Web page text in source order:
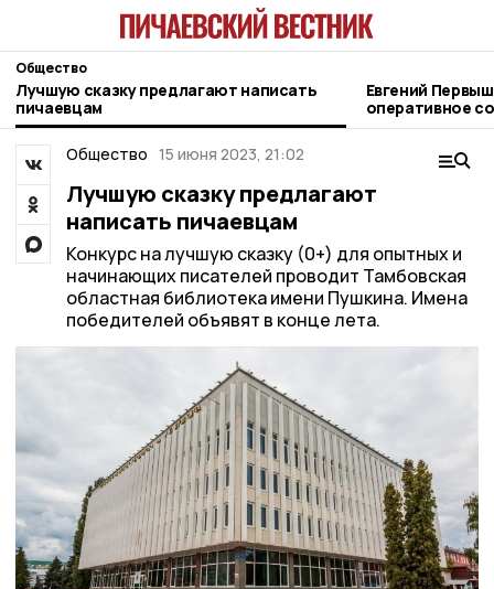
Общество
Лучшую сказку предлагают написать
пичаевцам
Евгений
оперативное
11 августа
Общество 15 июня 2023, 21:02
Лучшую сказку предлагают
написать пичаевцам
Конкурс на лучшую сказку (0+) для опытных и
начинающих писателей проводит Тамбовская
областная библиотека имени Пушкина. Имена
победителей объявят в конце лета.